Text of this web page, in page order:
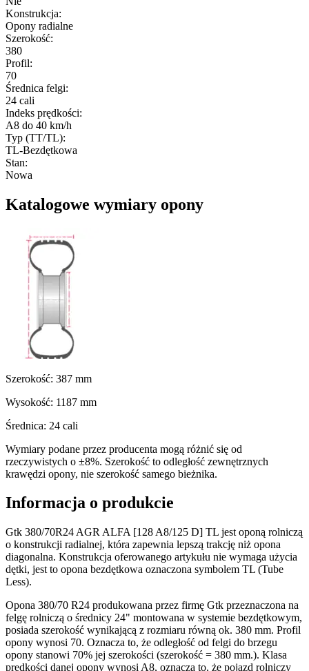
Konstrukcja:
Opony radialne
Szerokość:
380
Profil:
70
Średnica felgi:
24 cali
Indeks prędkości:
A8 do 40 km/h
Typ (TT/TL):
TL-Bezdętkowa
Stan:
Nowa
Katalogowe wymiary opony
Szerokość: 387 mm
Wysokość: 1187 mm
Średnica: 24 cali
Wymiary podane przez producenta mogą różnić się od
rzeczywistych o ±8%. Szerokość to odległość zewnętrznych
krawędzi opony, nie szerokość samego bieżnika.
Informacja o produkcie
Gtk 380/70R24 AGR ALFA [128 A8/125 D] TL jest oponą rolniczą
o konstrukcji radialnej, która zapewnia lepszą trakcję niż opona
diagonalna. Konstrukcja oferowanego artykułu nie wymaga użycia
dętki, jest to opona bezdętkowa oznaczona symbolem TL (Tube
Less).
Opona 380/70 R24 produkowana przez firmę Gtk przeznaczona na
felgę rolniczą o średnicy 24" montowana w systemie bezdętkowym,
posiada szerokość wynikającą z rozmiaru równą ok. 380 mm. Profil
opony wynosi 70. Oznacza to, że odległość od felgi do brzegu
opony stanowi 70% jej szerokości (szerokość = 380 mm.). Klasa
prędkości danej opony wynosi A8, oznacza to, że pojazd rolniczy